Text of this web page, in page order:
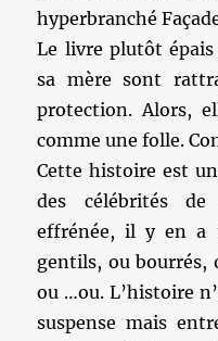
hyperbranché
Le livre plutôt épais
sa mère sont
protection. Alors,
comme une folle.
Cette histoire est
des célébrités de
effrénée, il y en a
gentils, ou bourrés,
ou …ou. L’histoire
suspense mais